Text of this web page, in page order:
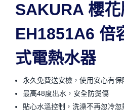
SAKURA 櫻花
EH1851A6 倍
式電熱水器
永久免費送安檢，使用安心有保
最高48度出水，安全防燙傷
貼心水溫控制，洗澡不再忽冷忽